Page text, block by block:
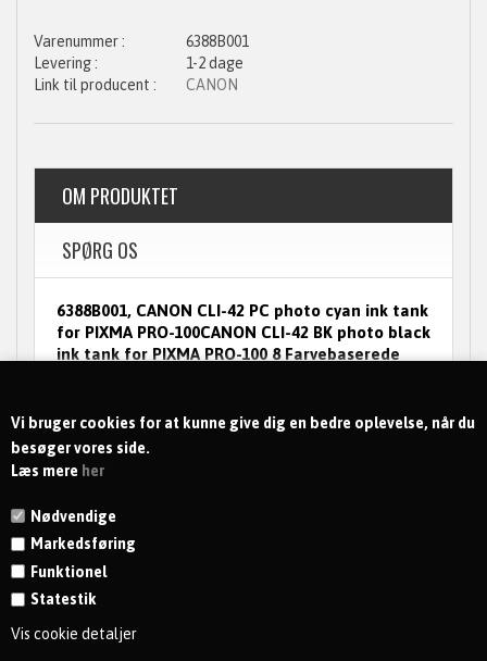
Vi bruger cookies for at kunne give dig en bedre oplevelse, når du
besøger vores side.
Læs mere her
Nødvendige
Markedsføring
Funktionel
Statestik
Vis cookie detaljer
6388B001
1-2 dage
CANON
OM PRODUKTET
SPØRG OS
6388B001, CANON CLI-42 PC photo cyan ink tank
for PIXMA PRO-100CANON CLI-42 BK photo black
ink tank for PIXMA PRO-100 8 Farvebaserede
til fantastisk smukke S/H udskrifter
KONTAKT